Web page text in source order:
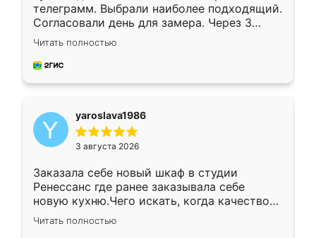
телеграмм. Выбрали наиболее подходящий.
Согласовали день для замера. Через 3
недели кухня была уже готова. Остались
довольны работой. Спасибо Ренессанс
мебель за качественную работу!
Читать полностью
yaroslava1986
3 августа 2026
Заказала себе новый шкаф в студии
Ренессанс где ранее заказывала себе
новую кухню.Чего искать, когда качеством
вполне довольна. Служит кухня уже почти
два года, нареканий нет.
Читать полностью